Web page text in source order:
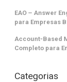
EAO – Answer
para Empresas
Account-Based
Completo para
Categorias